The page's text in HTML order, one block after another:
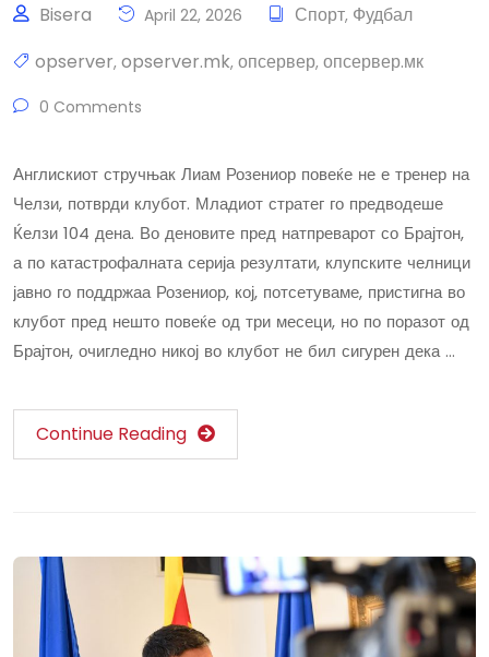
Bisera April 22, 2026 Спорт, Фудбал
opserver, opserver.mk, опсервер, опсервер.мк
0 Comments
Англискиот стручњак Лиам Розениор повеќе не е тренер на
Челзи, потврди клубот. Младиот стратег го предводеше
Ќелзи 104 дена. Во деновите пред натпреварот со Брајтон,
а по катастрофалната серија резултати, клупските челници
јавно го поддржаа Розениор, кој, потсетуваме, пристигна во
клубот пред нешто повеќе од три месеци, но по поразот од
Брајтон, очигледно никој во клубот не бил сигурен дека …
Continue Reading